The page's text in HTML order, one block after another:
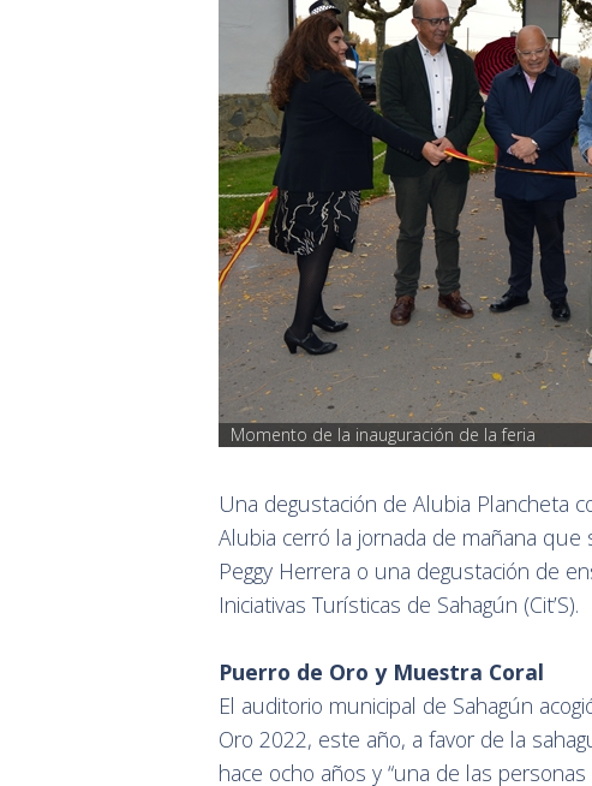
Momento de la inauguración de la feria
Una degustación de Alubia Plancheta
Alubia cerró la jornada de mañana
Peggy Herrera o una degustación de
Iniciativas Turísticas de Sahagún (Cit’S).
Puerro de Oro y Muestra Coral
El auditorio municipal de Sahagún
Oro 2022, este año, a favor de la
hace ocho años y “una de las